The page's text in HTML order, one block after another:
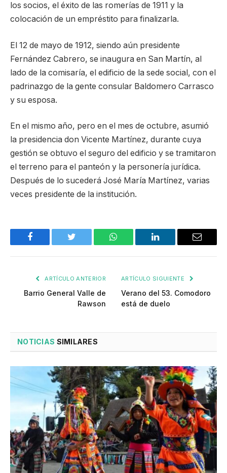
los socios, el éxito de las romerías de 1911 y la
colocación de un empréstito para finalizarla.
El 12 de mayo de 1912, siendo aún presidente
Fernández Cabrero, se inaugura en San Martín, al
lado de la comisaría, el edificio de la sede social, con el
padrinazgo de la gente consular Baldomero Carrasco
y su esposa.
En el mismo año, pero en el mes de octubre, asumió
la presidencia don Vicente Martínez, durante cuya
gestión se obtuvo el seguro del edificio y se tramitaron
el terreno para el panteón y la personería jurídica.
Después de lo sucederá José María Martínez, varias
veces presidente de la institución.
Facebook Twitter WhatsApp LinkedIn Email
ARTÍCULO ANTERIOR
Barrio General Valle de
Rawson
ARTÍCULO SIGUIENTE
Verano del 53. Comodoro
está de duelo
NOTICIAS SIMILARES